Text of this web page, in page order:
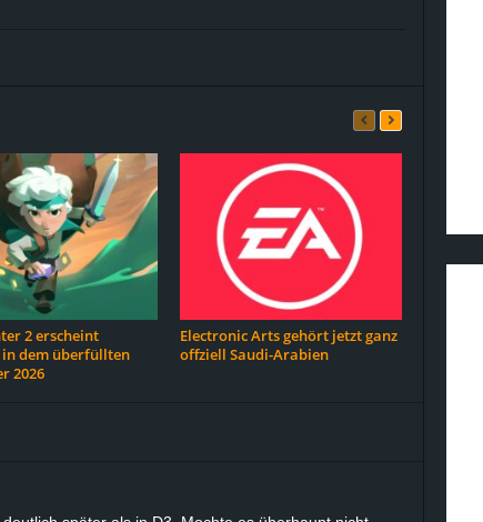
2 erscheint
dem überfüllten
2026
Electronic Arts gehört jetzt ganz
offziell Saudi-Arabien